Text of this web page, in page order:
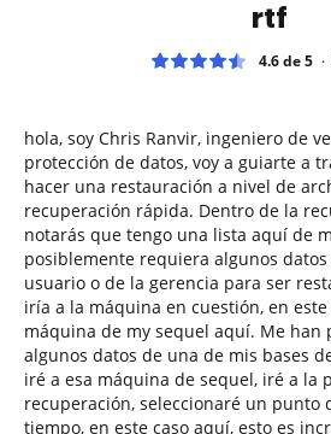
rtf
4.6 de 5
hola, soy Chris Ranvir, ingeniero de
protección de datos, voy a guiarte a
hacer una restauración a nivel de
recuperación rápida. Dentro de la
notarás que tengo una lista aquí de
posiblemente requiera algunos
usuario o de la gerencia para ser
iría a la máquina en cuestión, en
máquina de my sequel aquí. Me han
algunos datos de una de mis bases
iré a esa máquina de sequel, iré a la
recuperación, seleccionaré un punto
tiempo, en este caso aquí, esto es